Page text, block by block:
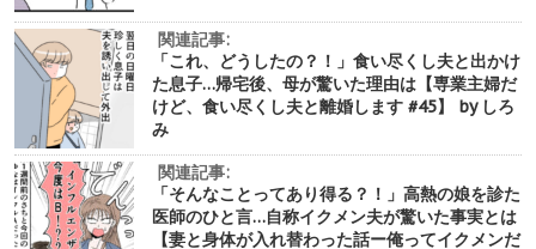
関連記事:
「これ、どうしたの？！」食い尽くし夫と出かけ
た息子…帰宅後、母が驚いた理由は【専業主婦だ
けど、食い尽くし夫と離婚します #45】 by しろ
み
関連記事:
「そんなことってあり得る？！」高熱の娘を診た
医師のひと言…自称イクメン夫が驚いた事実とは
【妻と身体が入れ替わった話ー俺ってイクメンだ